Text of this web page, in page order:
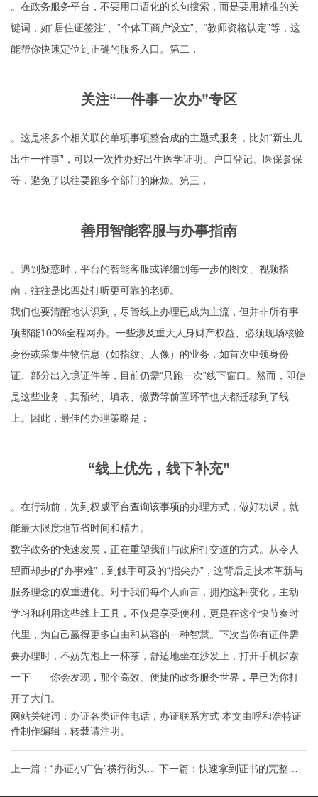
。在政务服务平台，不要用口语化的长句搜索，而是要用精准的关
键词，如“居住证签注”、“个体工商户设立”、“教师资格认定”等，这
能帮你快速定位到正确的服务入口。第二，
关注“一件事一次办”专区
。这是将多个相关联的单项事项整合成的主题式服务，比如“新生儿
出生一件事”，可以一次性办好出生医学证明、户口登记、医保参保
等，避免了以往要跑多个部门的麻烦。第三，
善用智能客服与办事指南
。遇到疑惑时，平台的智能客服或详细到每一步的图文、视频指
南，往往是比四处打听更可靠的老师。
我们也要清醒地认识到，尽管线上办理已成为主流，但并非所有事
项都能100%全程网办。一些涉及重大人身财产权益、必须现场核验
身份或采集生物信息（如指纹、人像）的业务，如首次申领身份
证、部分出入境证件等，目前仍需“只跑一次”线下窗口。然而，即使
是这些业务，其预约、填表、缴费等前置环节也大都迁移到了线
上。因此，最佳的办理策略是：
“线上优先，线下补充”
。在行动前，先到权威平台查询该事项的办理方式，做好功课，就
能最大限度地节省时间和精力。
数字政务的快速发展，正在重塑我们与政府打交道的方式。从令人
望而却步的“办事难”，到触手可及的“指尖办”，这背后是技术革新与
服务理念的双重进化。对于我们每个人而言，拥抱这种变化，主动
学习和利用这些线上工具，不仅是享受便利，更是在这个快节奏时
代里，为自己赢得更多自由和从容的一种智慧。下次当你有证件需
要办理时，不妨先泡上一杯茶，舒适地坐在沙发上，打开手机探索
一下——你会发现，那个高效、便捷的政务服务世界，早已为你打
开了大门。
网站关键词： 办证各类证件电话 ， 办证联系方式 本文由呼和浩特证
件制作编辑，转载请注明。
上一篇： “办证小广告”横行街头？
它的真相和代价远比你想象得更
下一篇：快速拿到证书的完整证
件制作指南